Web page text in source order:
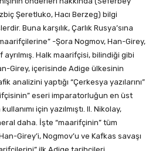
Şeretluko, Hacı Berzeg) bilgi
Buna karşılık, Çarlık Rusya’sına
-Şora Nogmov, Han-Girey,
Halk maarifçisi, bilindiği gibi
Girey, içerisinde Adige ülkesinin
analizini yaptığı “Çerkesya yazılarını”
eseri imparatorluğun en üst
için yazılmıştı. II. Nikolay,
daha. İşte “maarifçinin” tüm
Girey’i, Nogmov’u ve Kafkas savaşı